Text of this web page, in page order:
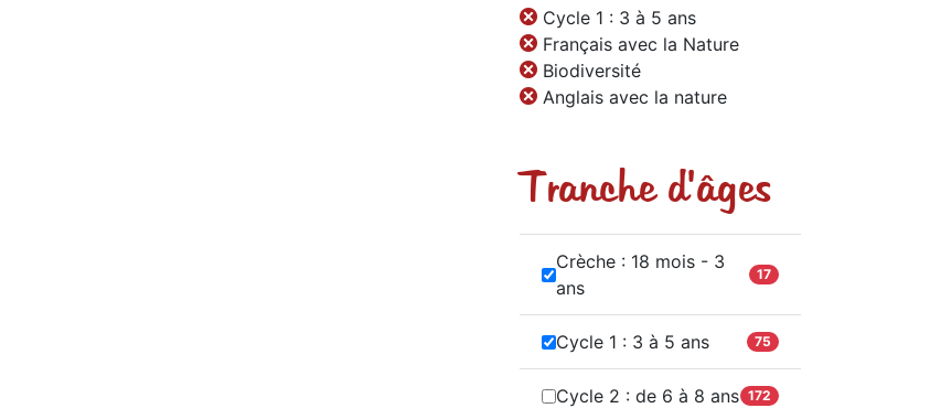
Cycle 1 : 3 à 5 ans
Français avec la Nature
Biodiversité
Anglais avec la nature
Tranche d'âges
Crèche : 18 mois - 3
ans
17
Cycle 1 : 3 à 5 ans 75
Cycle 2 : de 6 à 8 ans 172